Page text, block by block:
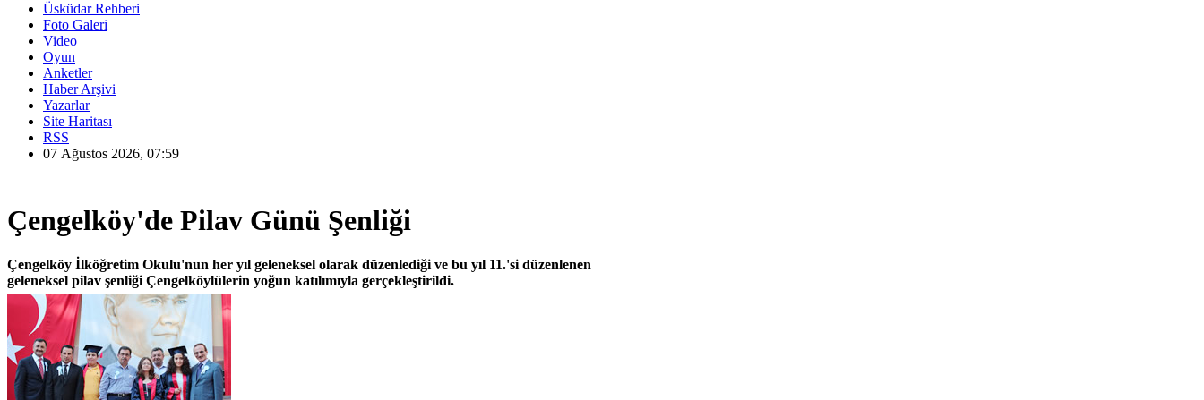
Üsküdar Rehberi
Foto Galeri
Video
Oyun
Anketler
Haber Arşivi
Yazarlar
Site Haritası
RSS
07 Ağustos 2026, 07:59
Çengelköy'de Pilav Günü Şenliği
Çengelköy İlköğretim Okulu'nun her yıl geleneksel olarak düzenlediği ve bu yıl 11.'si düzenlenen
geleneksel pilav şenliği Çengelköylülerin yoğun katılımıyla gerçekleştirildi.